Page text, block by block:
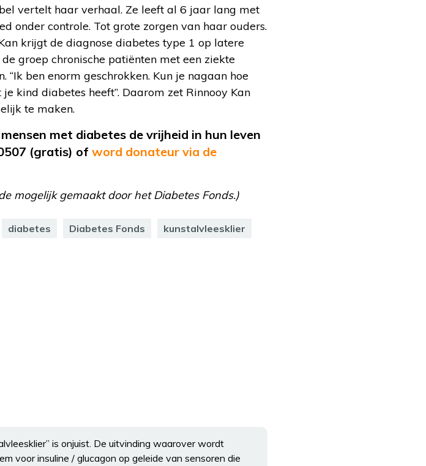
vertelt haar verhaal. Ze leeft al 6 jaar lang met
onder controle. Tot grote zorgen van haar ouders.
krijgt de diagnose diabetes type 1 op latere
groep chronische patiënten met een ziekte
ben enorm geschrokken. Kun je nagaan hoe
kind diabetes heeft”. Daarom zet Rinnooy Kan
te maken.
met diabetes de vrijheid in hun leven
(gratis) of word donateur via de
mogelijk gemaakt door het Diabetes Fonds.)
diabetes Diabetes Fonds kunstalvleesklier
is onjuist. De uitvinding waarover wordt
voor insuline / glucagon op geleide van sensoren die